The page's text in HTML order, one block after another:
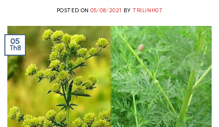
POSTED ON05/08/2021 BY TRILINH07
05
Th8